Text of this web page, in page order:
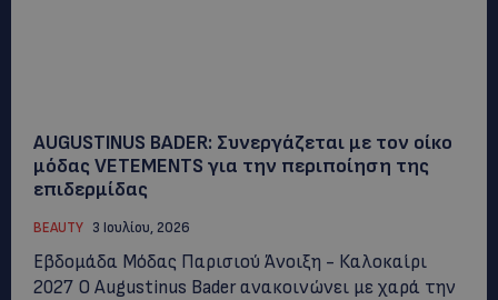
AUGUSTINUS BADER: Συνεργάζεται με τον οίκο
μόδας VETEMENTS για την περιποίηση της
επιδερμίδας
BEAUTY 3 Ιουλίου, 2026
Εβδομάδα Μόδας Παρισιού Άνοιξη - Καλοκαίρι
2027 Ο Augustinus Bader ανακοινώνει με χαρά την